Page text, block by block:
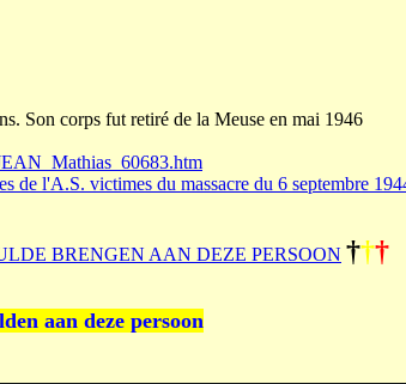
Son corps fut retiré de la Meuse en mai 1946
de l'A.S. victimes du massacre du 6 septembre
BRENGEN AAN DEZE PERSOON †††
aan deze persoon